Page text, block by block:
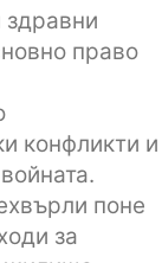
здравни
право
конфликти и
поне
за